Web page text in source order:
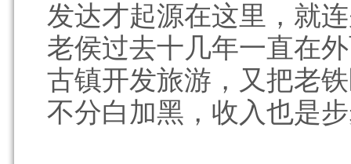
发达才起源在这里，就
老侯过去十几年一直在
古镇开发旅游，又把老
不分白加黑，收入也是